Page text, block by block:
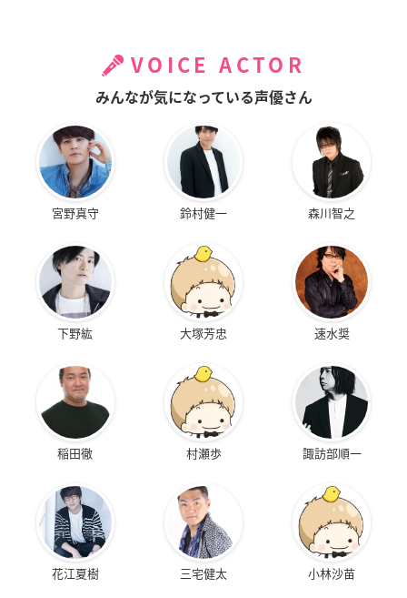
VOICE ACTOR
みんなが気になっている声優さん
宮野真守 鈴村健一 森川智之
下野紘 大塚芳忠 速水奨
稲田徹 村瀬歩 諏訪部順一
花江夏樹 三宅健太 小林沙苗